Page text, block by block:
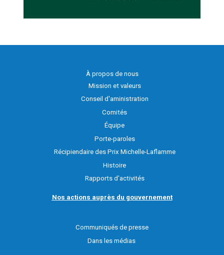
À propos de nous
Mission et valeurs
Conseil d'aministration
Comités
Équipe
Porte-paroles
Récipiendaire des Prix Michelle-Laflamme
Histoire
Rapports d'activités
Nos actions auprès du gouvernement
Communiqués de presse
Dans les médias